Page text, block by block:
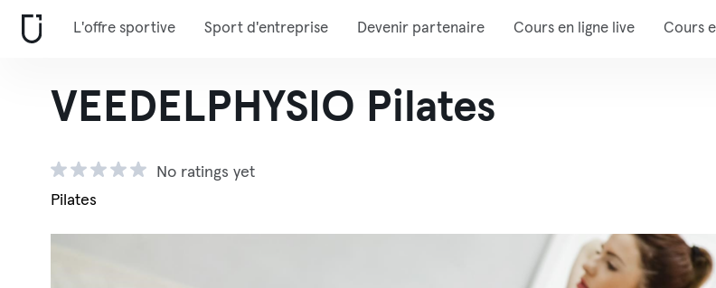
L'offre sportive Sport d'entreprise Devenir partenaire Cours en ligne live Cours
VEEDELPHYSIO Pilates
No ratings yet
Pilates